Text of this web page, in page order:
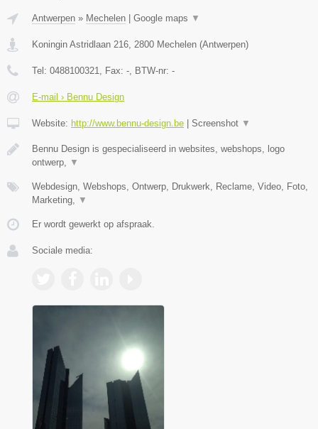
Antwerpen » Mechelen Google maps ▼
Koningin Astridlaan 216 2800 Mechelen (Antwerpen)
Tel: 0488100321 , Fax: - , BTW-nr: -
E-mail › Bennu Design
Website: http://www.bennu-design.be Screenshot ▼
Bennu Design is gespecialiseerd in websites, webshops, logo
ontwerp,
▼
Webdesign, Webshops, Ontwerp, Drukwerk, Reclame, Video, Foto,
Marketing,
▼
Er wordt gewerkt op afspraak.
Sociale media: